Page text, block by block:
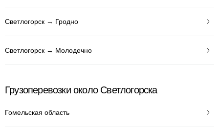
Светлогорск → Гродно
Светлогорск → Молодечно
Грузоперевозки около Светлогорска
Гомельская область